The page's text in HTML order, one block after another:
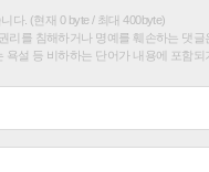
다. (현재 0 byte / 최대 400byte)
리를 침해하거나 명예를 훼손하는 댓
욕설 등 비하하는 단어가 내용에 포함